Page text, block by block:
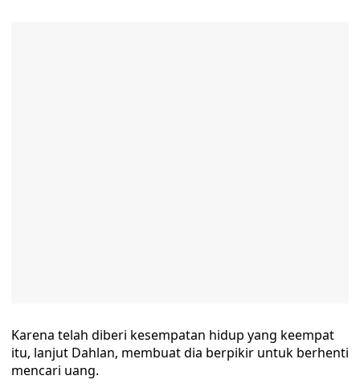
Karena telah diberi kesempatan hidup yang keempat
itu, lanjut Dahlan, membuat dia berpikir untuk berhenti
mencari uang.